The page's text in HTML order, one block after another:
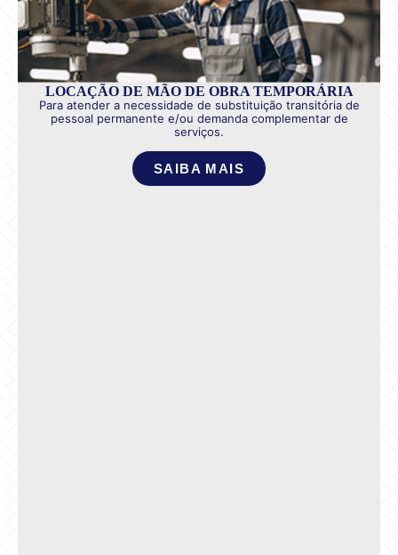
LOCAÇÃO DE MÃO DE OBRA TEMPORÁRIA
Para atender a necessidade de substituição transitória de
pessoal permanente e/ou demanda complementar de
serviços.
SAIBA MAIS